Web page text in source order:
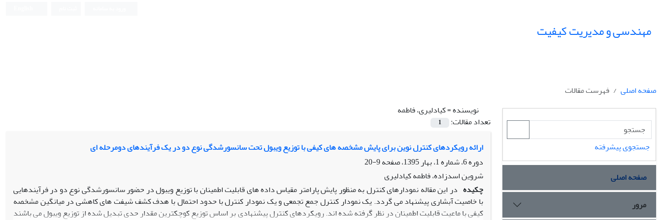
مهندسی و مدیریت کیفیت
صفحه اصلی
فهرست مقالات
نویسنده =کیادلیری، فاطمه
تعداد مقالات:
1
ارائه رویکردهای کنترل نوین برای پایش مشخصه های کیفی با توزیع ویبول تحت سانسورشدگی نوع دو در یک فرآیندهای دومرحله ای
دوره 6، شماره 1، بهار 1395، صفحه
9-20
شروین اسدزاده، فاطمه کیادلیری
چکیده در این مقاله نمودارهای کنترل به منظور پایش پارامتر مقیاس داده های قابلیت اطمینان با توزیع ویبول در حضور سانسورشدگی نوع دو در فرآیندهایی
با خاصیت آبشاری پیشنهاد می گردد. یک نمودار کنترل جمع تجمعی و یک نمودار کنترل با حدود احتمال با هدف کشف شیفت های کاهشی در میانگین مشخصه
کیفی با ماعیت قابلیت اطمینان در نظر گرفته شده اند. رویکردهای کنترل پیشنهادی بر اساس توزیع کوچکترین مقدار حدی تبدیل شده از توزیع ویبول می باشند
جستجوی پیشرفته
صفحه اصلی
مرور